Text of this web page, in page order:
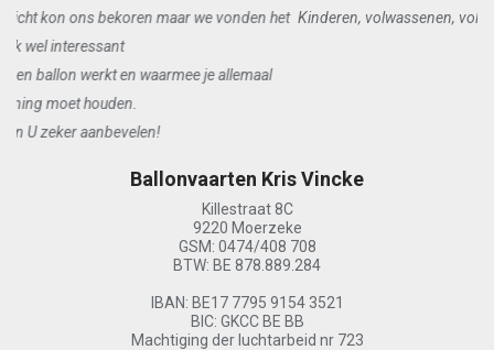
Kinderen, volwassenen, volgers,… we hebben er allemaal enorm van
BTW: BE 878.889.284
IBAN: BE17 7795 9154 3521
BIC: GKCC BE BB
Machtiging der luchtarbeid nr 723
Lid van Waasballon VZW